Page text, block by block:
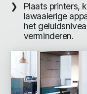
Plaats printers,
lawaaierige
het
verminderen.